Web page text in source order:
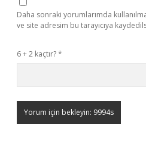
Daha sonraki yorumlarımda
ve site adresim bu tarayıcıya
6 + 2 kaçtır?*